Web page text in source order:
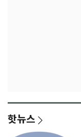
핫뉴스